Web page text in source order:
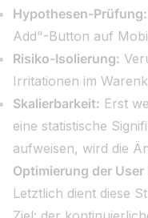
Hypothesen-Prüfung:
Add"-Button auf
Risiko-Isolierung:
Irritationen im
Skalierbarkeit: Erst
eine statistische
aufweisen, wird die
Optimierung der User
Letztlich dient diese